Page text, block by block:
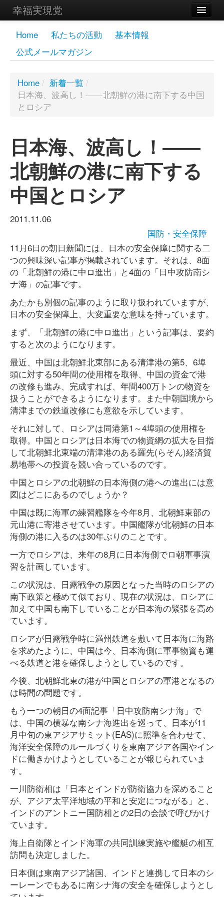
幸福実現党
メンバーズページ
党員
お問い合わせ
Home 私たちの活動
基本情報
公式メールマガジン
Home / 新着一覧 /
日本海、波高し！――北朝鮮の港に南下する中国
とロシア
日本海、波高し！――
北朝鮮の港に南下する
中国とロシア
2011.11.06
国防・安全保障
11月6日の朝日新聞には、日本の安全保障に関する二
つの興味深い記事が掲載されています。それは、8面
の「北朝鮮の港に中ロ進出」と4面の「日中攻防南シ
ナ海」の記事です。
あたかも別個の記事のように取り扱われていますが、
日本の安全保障上、大変重要な意味を持っています。
まず、「北朝鮮の港に中ロ進出」という記事は、要約
すると次のようになります。
最近、中国は北朝鮮北東部にある清津港の第5、6埠
頭に対する50年間の使用権を取得、中国の資金で港
の改修も進み、完成すれば、年間400万トンの物資を
扱うことができるようになります。また中朝国境から
清津までの鉄道改修にも意欲を示しています。
それに対して、ロシアは同港第1～4埠頭の使用権を
取得。中国とロシアは日本海での物資網の拡大を目指
して北朝鮮北東端の清津港のある羅先(らそん)経済貿
易地帯への投資を競い合っているのです。
中国とロシアの北朝鮮の日本海側の港への進出には意
図はどこにあるのでしょうか？
中国は既に海軍の練習艦隊を今年8月、北朝鮮東部の
元山港に寄港させています。中国艦隊が北朝鮮の日本
海側の港に入るのは30年ぶりのことです。
一方でロシアは、来年の8月に日本海側でロ朝軍事演
習を計画しています。
この状況は、日露戦争の原因となった当時のロシアの
南下政策と極めて似ており、現在の状況は、ロシアに
加えて中国も南下していることが日本海の緊張を高め
ています。
ロシアが日露戦争時に満州鉄道を敷いて日本海に海路
を求めたように、中国は今、日本海側に軍事物資も運
べる鉄道と港を確保しようとしているのです。
今後、北朝鮮北東の港が中国とロシアの軍港となるの
は時間の問題です。
もう一つの朝日の4面記事「日中攻防南シナ海」で
は、中国の横暴な南シナ海進出を巡って、日本が11
月中旬の東アジアサミット(EAS)に照準を合わせて、
海洋安全保障のルールづくりを東南アジア各国やイン
ドに働きかけようとしていることが報じられていま
す。
一川防衛相は「日本とインドが防衛協力を深めること
が、アジア太平洋地域の平和と安定につながる」と、
インドのアントニー国防相との2日の会談で呼びかけ
ています。
海上自衛隊とインド海軍の共同訓練実施や艦艇の相互
訪問も決定しました。
日本側は東南アジア諸国、インドと連携して日本のシ
ーレーンでもあるに南シナ海の安全を確保しようとし